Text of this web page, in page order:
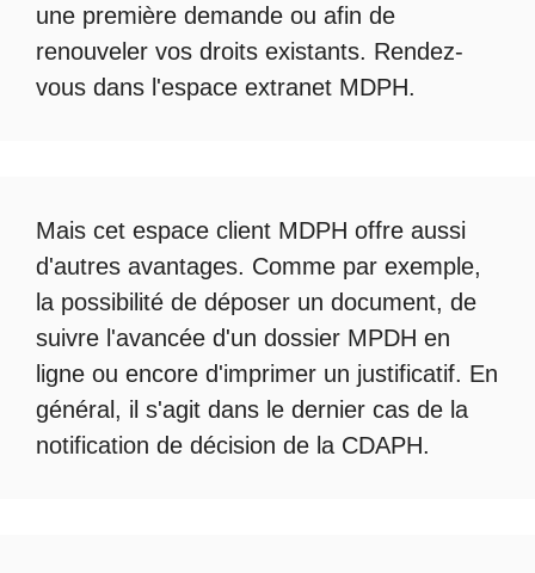
une première demande ou afin de
renouveler vos droits existants. Rendez-
vous dans l'espace extranet MDPH.
Mais cet espace client MDPH offre aussi
d'autres avantages. Comme par exemple,
la possibilité de déposer un document, de
suivre l'avancée d'un dossier MPDH en
ligne ou encore d'imprimer un justificatif. En
général, il s'agit dans le dernier cas de la
notification de décision de la CDAPH.